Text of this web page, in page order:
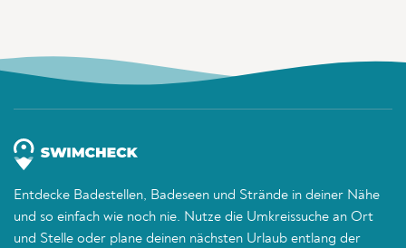
Entdecke Badestellen, Badeseen und Strände in deiner Nähe
und so einfach wie noch nie. Nutze die Umkreissuche an Ort
und Stelle oder plane deinen nächsten Urlaub entlang der